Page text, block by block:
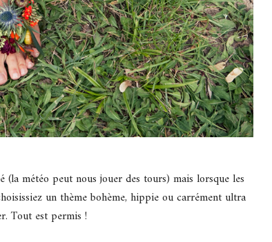
(la météo peut nous jouer des tours) mais lorsque les
un thème bohème, hippie ou carrément ultra
Tout est permis !